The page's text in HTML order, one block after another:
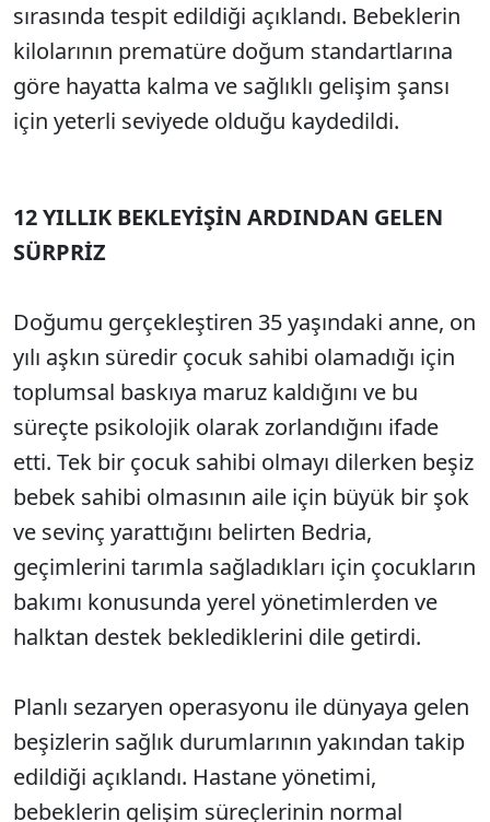
sırasında tespit edildiği açıklandı. Bebeklerin
kilolarının prematüre doğum standartlarına
göre hayatta kalma ve sağlıklı gelişim şansı
için yeterli seviyede olduğu kaydedildi.
12 YILLIK BEKLEYİŞİN ARDINDAN GELEN
SÜRPRİZ
Doğumu gerçekleştiren 35 yaşındaki anne, on
yılı aşkın süredir çocuk sahibi olamadığı için
toplumsal baskıya maruz kaldığını ve bu
süreçte psikolojik olarak zorlandığını ifade
etti. Tek bir çocuk sahibi olmayı dilerken beşiz
bebek sahibi olmasının aile için büyük bir şok
ve sevinç yarattığını belirten Bedria,
geçimlerini tarımla sağladıkları için çocukların
bakımı konusunda yerel yönetimlerden ve
halktan destek beklediklerini dile getirdi.
Planlı sezaryen operasyonu ile dünyaya gelen
beşizlerin sağlık durumlarının yakından takip
edildiği açıklandı. Hastane yönetimi,
bebeklerin gelişim süreçlerinin normal